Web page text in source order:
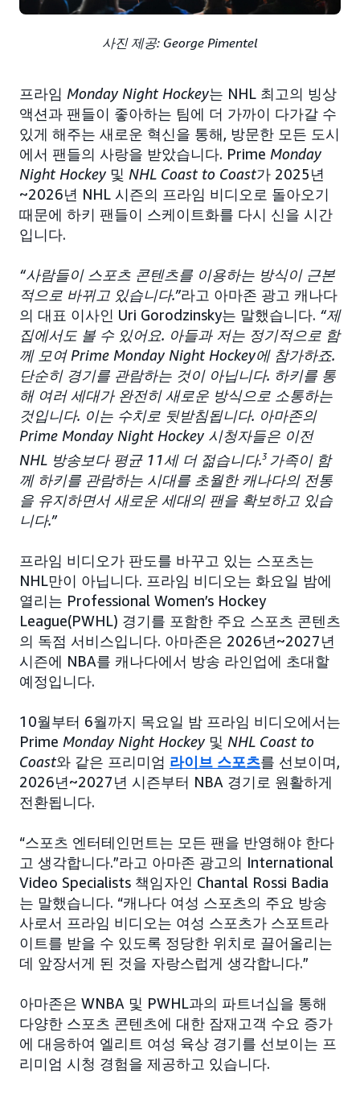
사진 제공: George Pimentel
프라임 Monday Night Hockey는 NHL 최고의 빙상
액션과 팬들이 좋아하는 팀에 더 가까이 다가갈 수
있게 해주는 새로운 혁신을 통해, 방문한 모든 도시
에서 팬들의 사랑을 받았습니다. Prime Monday
Night Hockey 및 NHL Coast to Coast가 2025년
~2026년 NHL 시즌의 프라임 비디오로 돌아오기
때문에 하키 팬들이 스케이트화를 다시 신을 시간
입니다.
“사람들이 스포츠 콘텐츠를 이용하는 방식이 근본
적으로 바뀌고 있습니다.”라고 아마존 광고 캐나다
의 대표 이사인 Uri Gorodzinsky는 말했습니다. “제
집에서도 볼 수 있어요. 아들과 저는 정기적으로 함
께 모여 Prime Monday Night Hockey에 참가하죠.
단순히 경기를 관람하는 것이 아닙니다. 하키를 통
해 여러 세대가 완전히 새로운 방식으로 소통하는
것입니다. 이는 수치로 뒷받침됩니다. 아마존의
Prime Monday Night Hockey 시청자들은 이전
NHL 방송보다 평균 11세 더 젊습니다.3 가족이 함
께 하키를 관람하는 시대를 초월한 캐나다의 전통
을 유지하면서 새로운 세대의 팬을 확보하고 있습
니다.”
프라임 비디오가 판도를 바꾸고 있는 스포츠는
NHL만이 아닙니다. 프라임 비디오는 화요일 밤에
열리는 Professional Women’s Hockey
League(PWHL) 경기를 포함한 주요 스포츠 콘텐츠
의 독점 서비스입니다. 아마존은 2026년~2027년
시즌에 NBA를 캐나다에서 방송 라인업에 초대할
예정입니다.
10월부터 6월까지 목요일 밤 프라임 비디오에서는
Prime Monday Night Hockey 및 NHL Coast to
Coast와 같은 프리미엄 라이브 스포츠를 선보이며,
2026년~2027년 시즌부터 NBA 경기로 원활하게
전환됩니다.
“스포츠 엔터테인먼트는 모든 팬을 반영해야 한다
고 생각합니다.”라고 아마존 광고의 International
Video Specialists 책임자인 Chantal Rossi Badia
는 말했습니다. “캐나다 여성 스포츠의 주요 방송
사로서 프라임 비디오는 여성 스포츠가 스포트라
이트를 받을 수 있도록 정당한 위치로 끌어올리는
데 앞장서게 된 것을 자랑스럽게 생각합니다.”
아마존은 WNBA 및 PWHL과의 파트너십을 통해
다양한 스포츠 콘텐츠에 대한 잠재고객 수요 증가
에 대응하여 엘리트 여성 육상 경기를 선보이는 프
리미엄 시청 경험을 제공하고 있습니다.